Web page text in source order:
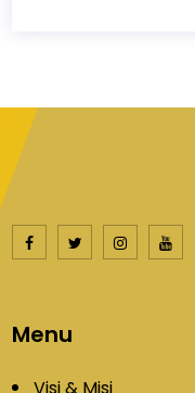
Menu
Visi & Misi